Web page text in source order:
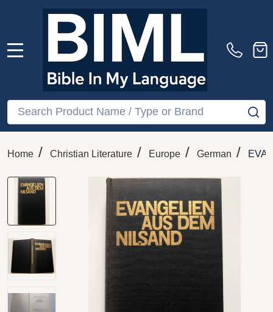
Search
Home / Christian Literature / Europe / German /